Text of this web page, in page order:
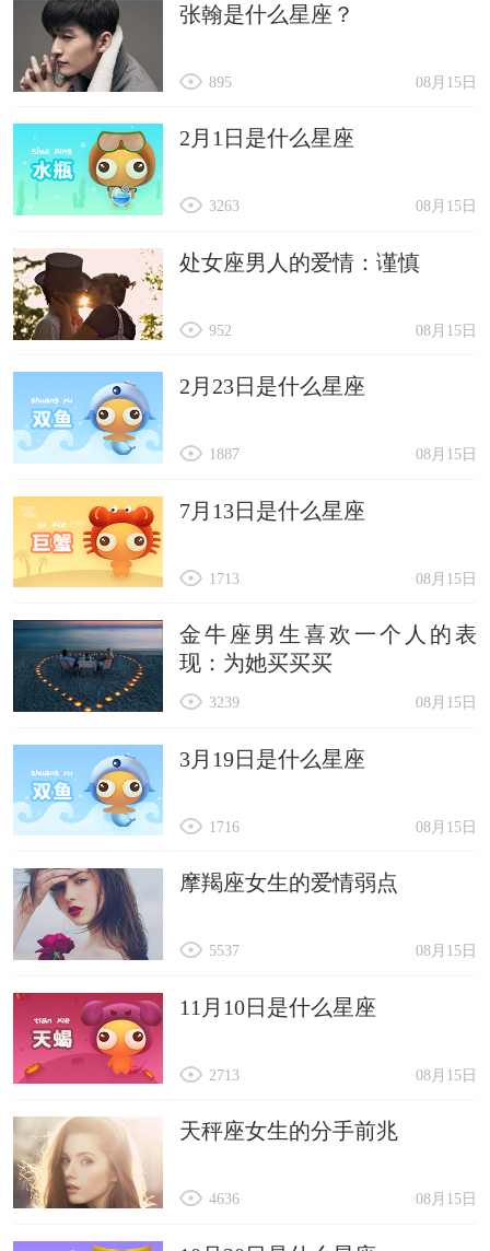
张翰是什么星座？
08月15日
895
2月1日是什么星座
08月15日
3263
处女座男人的爱情：谨慎
08月15日
952
2月23日是什么星座
08月15日
1887
7月13日是什么星座
08月15日
1713
金牛座男生喜欢一个人的表
现：为她买买买
08月15日
3239
3月19日是什么星座
08月15日
1716
摩羯座女生的爱情弱点
08月15日
5537
11月10日是什么星座
08月15日
2713
天秤座女生的分手前兆
08月15日
4636